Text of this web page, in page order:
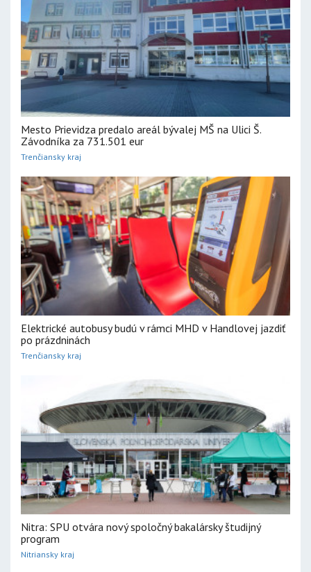
Mesto Prievidza predalo areál bývalej MŠ na Ulici Š.
Závodníka za 731.501 eur
Trenčiansky kraj
Elektrické autobusy budú v rámci MHD v Handlovej jazdiť
po prázdninách
Trenčiansky kraj
Nitra: SPU otvára nový spoločný bakalársky študijný
program
Nitriansky kraj